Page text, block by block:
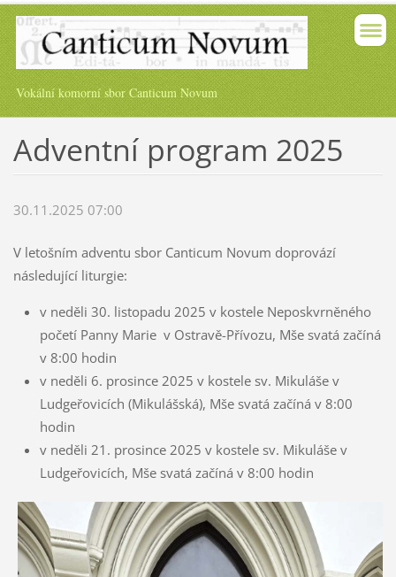
Vokální komorní sbor Canticum Novum
Adventní program 2025
30.11.2025 07:00
V letošním adventu sbor Canticum Novum doprovází
následující liturgie:
v neděli 30. listopadu 2025 v kostele Neposkvrněného
početí Panny Marie v Ostravě-Přívozu, Mše svatá začíná
v 8:00 hodin
v neděli 6. prosince 2025 v kostele sv. Mikuláše v
Ludgeřovicích (Mikulášská), Mše svatá začíná v 8:00
hodin
v neděli 21. prosince 2025 v kostele sv. Mikuláše v
Ludgeřovicích, Mše svatá začíná v 8:00 hodin